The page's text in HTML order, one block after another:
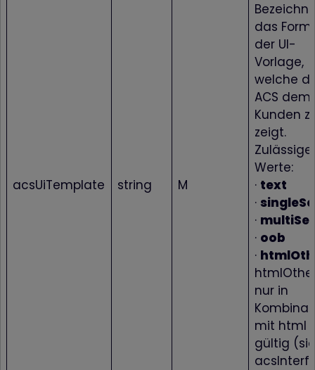
acsUiTemplate string M
das
der UI-
Vorlage,
welche
ACS dem
Kunden
zeigt.
Zulässige
Werte:
· text
·
·
· oob
·
nur in
mit html
gültig